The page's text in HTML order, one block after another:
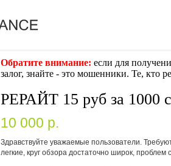
Обратите внимание: если для
залог, знайте - это мошенники. Те, кто
РЕРАЙТ 15 руб за 1000
10 000 p.
Здравствуйте уважаемые пользователи.
легкие, круг обзора достаточно широк,